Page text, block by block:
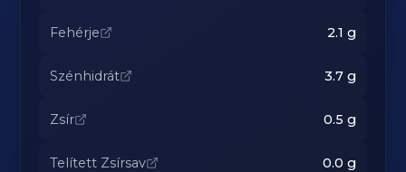
Fehérje 2.1 g
Szénhidrát 3.7g
Zsír 0.5 g
Telített Zsírsav 0.0 g